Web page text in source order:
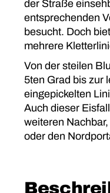
der Straße
entsprechenden
besucht. Doch
mehrere
Von der steilen
5ten Grad bis zur
eingepickelten
Auch dieser
weiteren
oder den